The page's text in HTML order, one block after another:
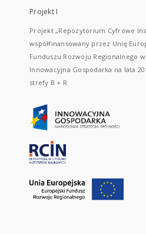
Projekt I
Projekt „Repozytorium Cyfrowe
współfinansowany przez Unię
Funduszu Rozwoju Regionalnego
Innowacyjna Gospodarka na lata
strefy B + R